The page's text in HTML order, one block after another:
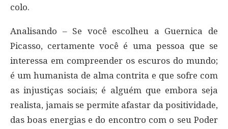
colo.
Analisando – Se você escolheu a Guernica de
Picasso, certamente você é uma pessoa que se
interessa em compreender os escuros do mundo;
é um humanista de alma contrita e que sofre com
as injustiças sociais; é alguém que embora seja
realista, jamais se permite afastar da positividade,
das boas energias e do encontro com o seu Poder